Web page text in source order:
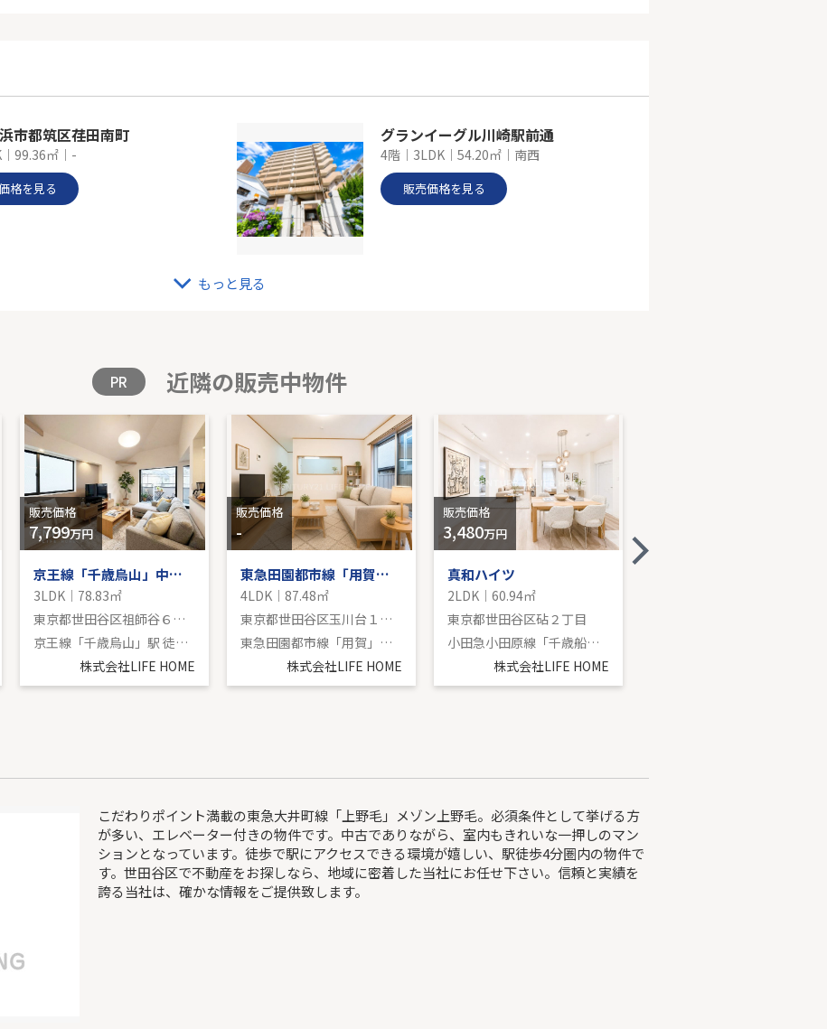
市都筑区荏田南町
99.36㎡｜-
格を見る
グランイーグル川崎駅前通
4階｜3LDK｜54.20㎡｜南西
販売価格を見る
もっと見る
PR 近隣の販売中物件
販売価格
7,799万円
京王線「千歳烏山」中古戸建
3LDK｜78.83㎡
東京都世田谷区祖師谷６丁目
京王線「千歳烏山」駅 徒歩17分
株式会社LIFE HOME
販売価格
-
東急田園都市線「用賀」中古戸建
4LDK｜87.48㎡
東京都世田谷区玉川台１丁目
東急田園都市線「用賀」駅 徒歩7分
株式会社LIFE HOME
販売価格
3,480万円
真和ハイツ
2LDK｜60.94㎡
東京都世田谷区砧２丁目
小田急小田原線「千歳船橋」駅 徒歩13分
株式会社LIFE HOME
こだわりポイント満載の東急大井町線「上野毛」メゾン上野毛。必須条件として挙げる方
が多い、エレベーター付きの物件です。中古でありながら、室内もきれいな一押しのマン
ションとなっています。徒歩で駅にアクセスできる環境が嬉しい、駅徒歩4分圏内の物件で
す。世田谷区で不動産をお探しなら、地域に密着した当社にお任せ下さい。信頼と実績を
誇る当社は、確かな情報をご提供致します。